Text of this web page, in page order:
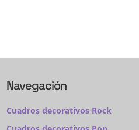
Navegación
Cuadros decorativos Rock